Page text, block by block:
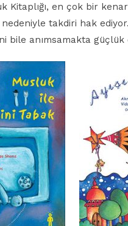
Kitaplığı, en çok bir
takdiri hak
bile anımsamakta